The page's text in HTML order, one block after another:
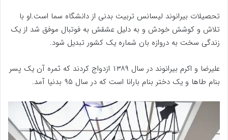
تحصیلات بیرانوند لیسانس تربیت بدنی از دانشگاه سما است.او با
تلاش و کوشش خودش و به دلیل عشقش به فوتبال موفق شد از یک
زندگی سخت به دروازه بان شماره یک کشور تبدیل شود.
علیرضا و اکرم بیرانوند در سال ۱۳۸۹ ازدواج کردند که ثمره آن یک پسر
بنام طاها و یک دختر بنام بارانا است که در سال ۹۵ بدنیا آمد.